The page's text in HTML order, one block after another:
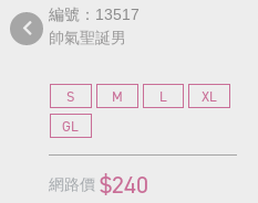
編號：13517
帥氣聖誕男
S M L
XL
GL
網路價 $240